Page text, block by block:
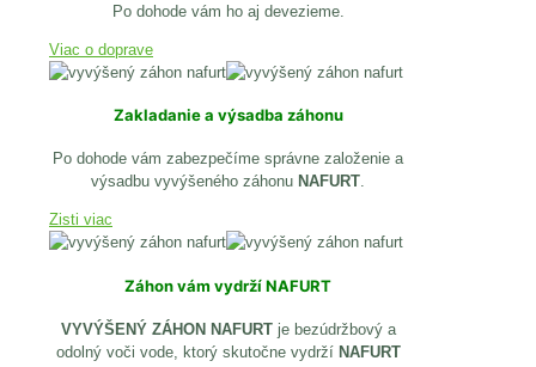
Po dohode vám ho aj devezieme.
Viac o doprave
Zakladanie a výsadba záhonu
Po dohode vám zabezpečíme správne založenie a
výsadbu vyvýšeného záhonu NAFURT.
Zisti viac
Záhon vám vydrží NAFURT
VYVÝŠENÝ ZÁHON NAFURTje bezúdržbový a
odolný voči vode, ktorý skutočne vydrží NAFURT